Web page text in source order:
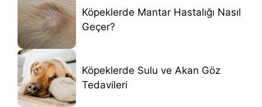
Köpeklerde Mantar Hastalığı Nasıl
Geçer?
Köpeklerde Sulu ve Akan Göz
Tedavileri